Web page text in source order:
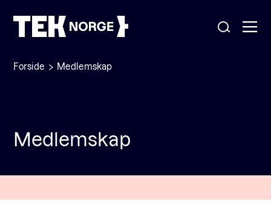
Nyheter
Møteplasser
Kontakt
Våre viktigste saker
Forside Medlemskap
Medlemskap